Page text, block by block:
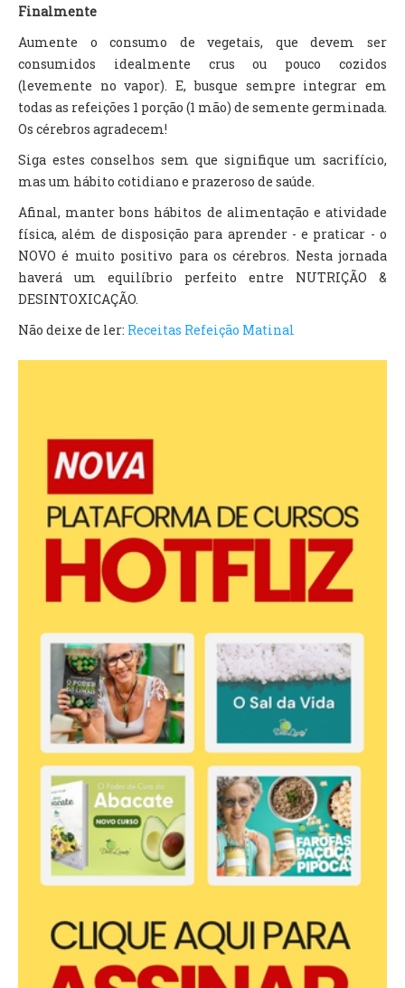
Finalmente
Aumente o consumo de vegetais, que devem ser
consumidos idealmente crus ou pouco cozidos
(levemente no vapor). E, busque sempre integrar em
todas as refeições 1 porção (1 mão) de semente germinada.
Os cérebros agradecem!
Siga estes conselhos sem que signifique um sacrifício,
mas um hábito cotidiano e prazeroso de saúde.
Afinal, manter bons hábitos de alimentação e atividade
física, além de disposição para aprender - e praticar - o
NOVO é muito positivo para os cérebros. Nesta jornada
haverá um equilíbrio perfeito entre NUTRIÇÃO &
DESINTOXICAÇÃO.
Não deixe de ler: Receitas Refeição Matinal